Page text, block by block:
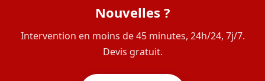
Nouvelles ?
Intervention en moins de 45 minutes, 24h/24, 7j/7.
Devis gratuit.